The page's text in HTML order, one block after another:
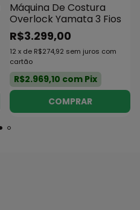
Máquina De Costura
Overlock Yamata 3 Fios
R$3.299,00
12 x de R$274,92 sem juros com
cartão
R$2.969,10 com Pix